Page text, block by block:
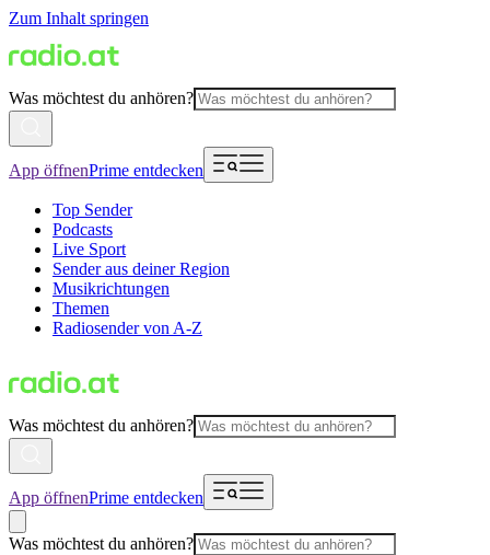
Zum Inhalt springen
Was möchtest du anhören?
App öffnenPrime entdecken
Top Sender
Podcasts
Live Sport
Sender aus deiner Region
Musikrichtungen
Themen
Radiosender von A-Z
Was möchtest du anhören?
App öffnenPrime entdecken
Was möchtest du anhören?